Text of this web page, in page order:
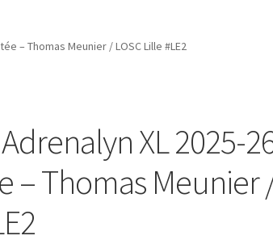
– Thomas Meunier / LOSC Lille #LE2
XL 2025-
– Thomas Meunier